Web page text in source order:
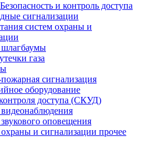
Безопасность и контроль доступа
сигнализации
систем охраны и
газа
сигнализация
оборудование
доступа (СКУД)
оповещения
и сигнализации прочее